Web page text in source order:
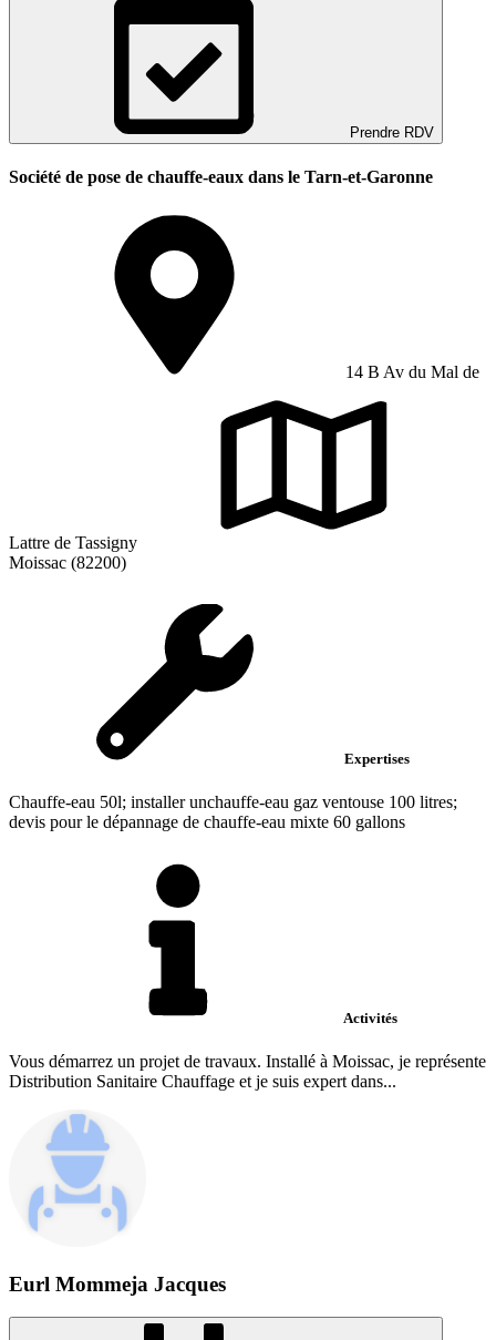
Prendre RDV
Société de pose de chauffe-eaux dans le Tarn-et-Garonne
14 B Av du Mal de
Lattre de Tassigny
Moissac (82200)
Expertises
Chauffe-eau 50l; installer unchauffe-eau gaz ventouse 100 litres;
devis pour le dépannage de chauffe-eau mixte 60 gallons
Activités
Vous démarrez un projet de travaux. Installé à Moissac, je représente
Distribution Sanitaire Chauffage et je suis expert dans...
Eurl Mommeja Jacques